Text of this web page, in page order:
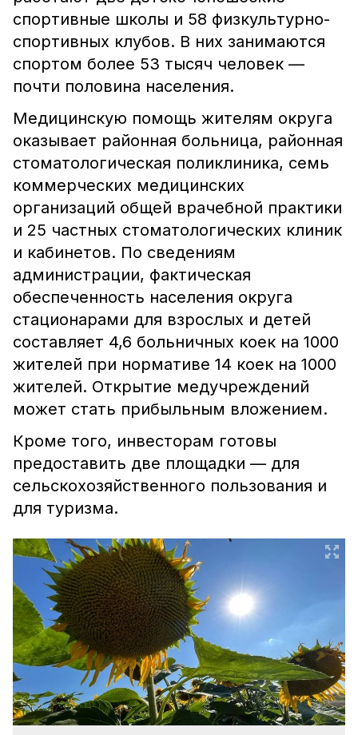
спортивные школы и 58 физкультурно-
спортивных клубов. В них занимаются
спортом более 53 тысяч человек —
почти половина населения.
Медицинскую помощь жителям округа
оказывает районная больница, районная
стоматологическая поликлиника, семь
коммерческих медицинских
организаций общей врачебной практики
и 25 частных стоматологических клиник
и кабинетов. По сведениям
администрации, фактическая
обеспеченность населения округа
стационарами для взрослых и детей
составляет 4,6 больничных коек на 1000
жителей при нормативе 14 коек на 1000
жителей. Открытие медучреждений
может стать прибыльным вложением.
Кроме того, инвесторам готовы
предоставить две площадки — для
сельскохозяйственного пользования и
для туризма.